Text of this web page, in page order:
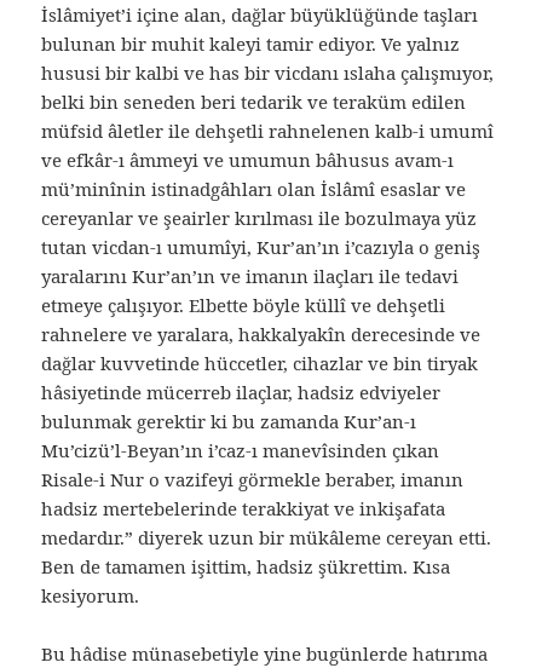
İslâmiyet’i içine alan, dağlar büyüklüğünde taşları
bulunan bir muhit kaleyi tamir ediyor. Ve yalnız
hususi bir kalbi ve has bir vicdanı ıslaha çalışmıyor,
belki bin seneden beri tedarik ve teraküm edilen
müfsid âletler ile dehşetli rahnelenen kalb-i umumî
ve efkâr-ı âmmeyi ve umumun bâhusus avam-ı
mü’minînin istinadgâhları olan İslâmî esaslar ve
cereyanlar ve şeairler kırılması ile bozulmaya yüz
tutan vicdan-ı umumîyi, Kur’an’ın i’cazıyla o geniş
yaralarını Kur’an’ın ve imanın ilaçları ile tedavi
etmeye çalışıyor. Elbette böyle küllî ve dehşetli
rahnelere ve yaralara, hakkalyakîn derecesinde ve
dağlar kuvvetinde hüccetler, cihazlar ve bin tiryak
hâsiyetinde mücerreb ilaçlar, hadsiz edviyeler
bulunmak gerektir ki bu zamanda Kur’an-ı
Mu’cizü’l-Beyan’ın i’caz-ı manevîsinden çıkan
Risale-i Nur o vazifeyi görmekle beraber, imanın
hadsiz mertebelerinde terakkiyat ve inkişafata
medardır.” diyerek uzun bir mükâleme cereyan etti.
Ben de tamamen işittim, hadsiz şükrettim. Kısa
kesiyorum.
Bu hâdise münasebetiyle yine bugünlerde hatırıma